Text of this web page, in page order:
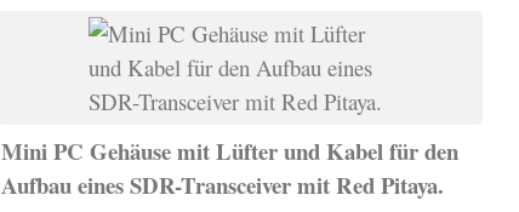
Mini PC Gehäuse mit Lüfter und Kabel für den
Aufbau eines SDR-Transceiver mit Red Pitaya.